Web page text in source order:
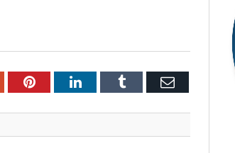
PinterestLinkedInTumblr Email